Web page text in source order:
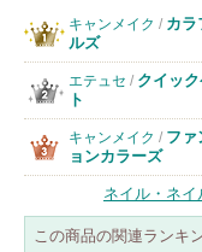
キャンメイク / カラ
ルズ
エテュセ / クイッ
ト
キャンメイク / ファ
ョンカラーズ
ネイル・ネ
この商品の関連ランキ